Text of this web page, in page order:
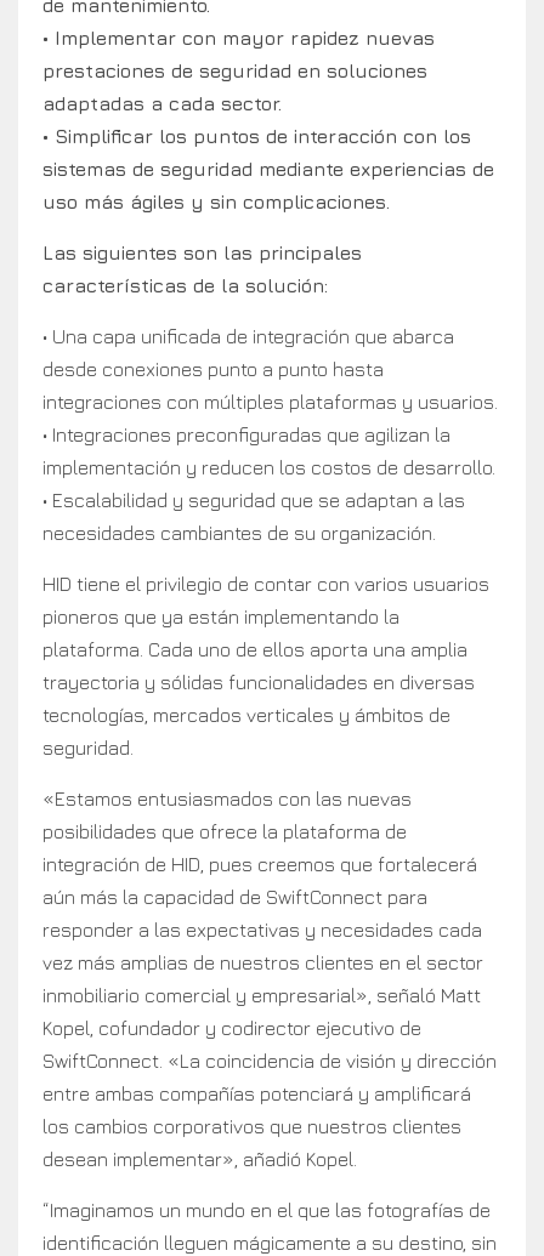
de mantenimiento.
• Implementar con mayor rapidez nuevas
prestaciones de seguridad en soluciones
adaptadas a cada sector.
• Simplificar los puntos de interacción con los
sistemas de seguridad mediante experiencias de
uso más ágiles y sin complicaciones.
Las siguientes son las principales
características de la solución:
• Una capa unificada de integración que abarca
desde conexiones punto a punto hasta
integraciones con múltiples plataformas y usuarios.
• Integraciones preconfiguradas que agilizan la
implementación y reducen los costos de desarrollo.
• Escalabilidad y seguridad que se adaptan a las
necesidades cambiantes de su organización.
HID tiene el privilegio de contar con varios usuarios
pioneros que ya están implementando la
plataforma. Cada uno de ellos aporta una amplia
trayectoria y sólidas funcionalidades en diversas
tecnologías, mercados verticales y ámbitos de
seguridad.
«Estamos entusiasmados con las nuevas
posibilidades que ofrece la plataforma de
integración de HID, pues creemos que fortalecerá
aún más la capacidad de SwiftConnect para
responder a las expectativas y necesidades cada
vez más amplias de nuestros clientes en el sector
inmobiliario comercial y empresarial», señaló Matt
Kopel, cofundador y codirector ejecutivo de
SwiftConnect. «La coincidencia de visión y dirección
entre ambas compañías potenciará y amplificará
los cambios corporativos que nuestros clientes
desean implementar», añadió Kopel.
“Imaginamos un mundo en el que las fotografías de
identificación lleguen mágicamente a su destino, sin